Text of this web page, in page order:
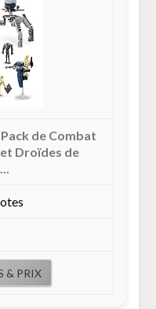
de Combat
Droïdes de
& PRIX